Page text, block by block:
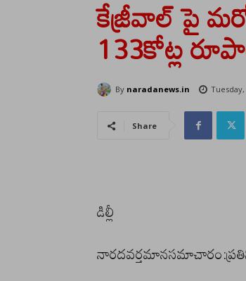
కేజ్రీవాల్ పై మరో
133కోట్ల
By naradanews.in
Share
డిల్లీ